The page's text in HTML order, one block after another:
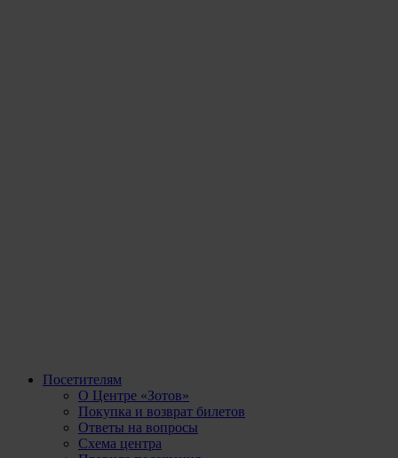
Посетителям
О Центре «Зотов»
Покупка и возврат билетов
Ответы на вопросы
Схема центра